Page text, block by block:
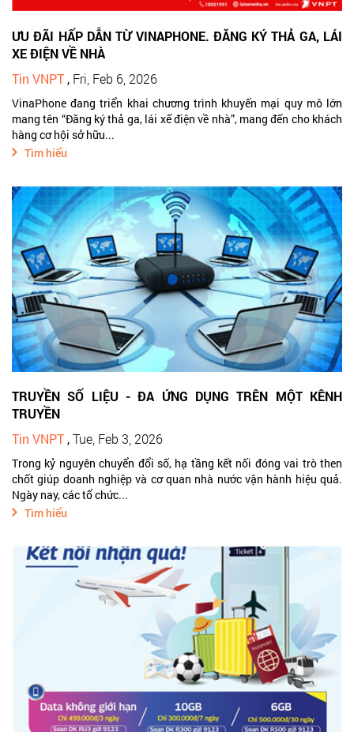
ƯU ĐÃI HẤP DẪN TỪ VINAPHONE. ĐĂNG KÝ THẢ GA, LÁI
XE ĐIỆN VỀ NHÀ
Tin VNPT , Fri, Feb 6, 2026
VinaPhone đang triển khai chương trình khuyến mại quy mô lớn
mang tên “Đăng ký thả ga, lái xế điện về nhà”, mang đến cho khách
hàng cơ hội sở hữu...
Tìm hiểu
TRUYỀN SỐ LIỆU - ĐA ỨNG DỤNG TRÊN MỘT KÊNH
TRUYỀN
Tin VNPT ,Tue, Feb 3, 2026
Trong kỷ nguyên chuyển đổi số, hạ tầng kết nối đóng vai trò then
chốt giúp doanh nghiệp và cơ quan nhà nước vận hành hiệu quả.
Ngày nay, các tổ chức...
Tìm hiểu